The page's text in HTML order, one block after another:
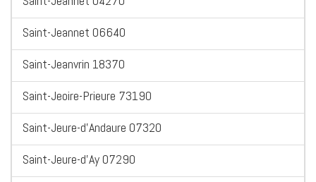
Saint-Jeannet 06640
Saint-Jeanvrin 18370
Saint-Jeoire-Prieure 73190
Saint-Jeure-d'Andaure 07320
Saint-Jeure-d'Ay 07290